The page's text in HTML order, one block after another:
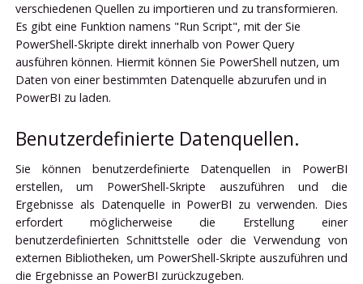
verschiedenen Quellen zu importieren und zu transformieren.
Es gibt eine Funktion namens "Run Script", mit der Sie
PowerShell-Skripte direkt innerhalb von Power Query
ausführen können. Hiermit können Sie PowerShell nutzen, um
Daten von einer bestimmten Datenquelle abzurufen und in
PowerBI zu laden.
Benutzerdefinierte Datenquellen.
Sie können benutzerdefinierte Datenquellen in PowerBI
erstellen, um PowerShell-Skripte auszuführen und die
Ergebnisse als Datenquelle in PowerBI zu verwenden. Dies
erfordert möglicherweise die Erstellung einer
benutzerdefinierten Schnittstelle oder die Verwendung von
externen Bibliotheken, um PowerShell-Skripte auszuführen und
die Ergebnisse an PowerBI zurückzugeben.